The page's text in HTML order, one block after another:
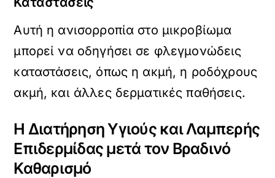
Αυτή η ανισορροπία στο μικροβίωμα
μπορεί να οδηγήσει σε φλεγμονώδεις
καταστάσεις, όπως η ακμή, η ροδόχρους
ακμή, και άλλες δερματικές παθήσεις.
Η Διατήρηση Υγιούς και Λαμπερής
Επιδερμίδας μετά τον Βραδινό
Καθαρισμό